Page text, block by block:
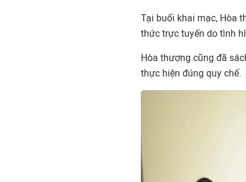
Tại buổi khai mạc, Hòa
thức trực tuyến do tình
Hòa thượng cũng đã
thực hiện đúng quy chế.